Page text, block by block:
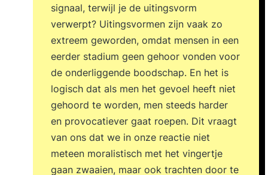
signaal, terwijl je de uitingsvorm
verwerpt? Uitingsvormen zijn vaak zo
extreem geworden, omdat mensen in een
eerder stadium geen gehoor vonden voor
de onderliggende boodschap. En het is
logisch dat als men het gevoel heeft niet
gehoord te worden, men steeds harder
en provocatiever gaat roepen. Dit vraagt
van ons dat we in onze reactie niet
meteen moralistisch met het vingertje
gaan zwaaien, maar ook trachten door te